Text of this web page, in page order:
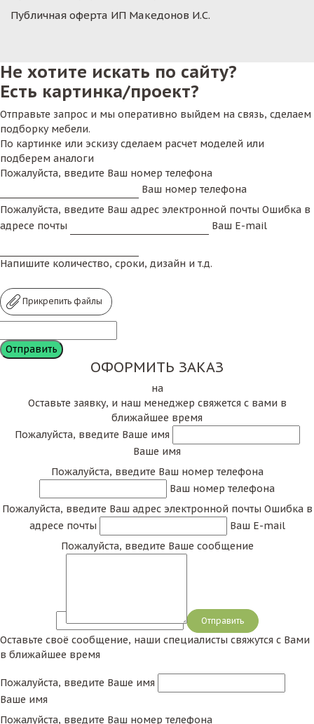
Публичная оферта ИП Македонов И.С.
Не хотите искать по сайту?
Есть картинка/проект?
Отправьте запрос и мы оперативно выйдем на связь, сделаем
подборку мебели.
По картинке или эскизу сделаем расчет моделей или
подберем аналоги
Пожалуйста, введите Ваш номер телефона
Ваш номер телефона
Пожалуйста, введите Ваш адрес электронной почты Ошибка в
адресе почты
Ваш E-mail
Напишите количество, сроки, дизайн и т.д.
Прикрепить файлы
ОФОРМИТЬ ЗАКАЗ
на
Оставьте заявку, и наш менеджер свяжется с вами в
ближайшее время
Пожалуйста, введите Ваше имя
Ваше имя
Пожалуйста, введите Ваш номер телефона
Ваш номер телефона
Пожалуйста, введите Ваш адрес электронной почты Ошибка в
адресе почты
Ваш E-mail
Пожалуйста, введите Ваше сообщение
Сообщение
Оставьте своё сообщение, наши специалисты свяжутся с Вами
в ближайшее время
Пожалуйста, введите Ваше имя
Ваше имя
Пожалуйста, введите Ваш номер телефона